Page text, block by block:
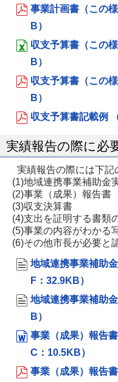
事業計画書（この
B）
収支予算書（この
B）
収支予算書（この
B）
収支予算書記載例
実績報告の際に必
実績報告の際には下記
(1)地域連携事業補助金
(2)事業（成果）報告書
(3)収支決算書
(4)支出を証明する書類
(5)事業の内容がわかる
(6)その他市長が必要と
地域連携事業補助
F：32.9KB）
地域連携事業補助
B）
事業（成果）報告
C：10.5KB）
事業（成果）報告